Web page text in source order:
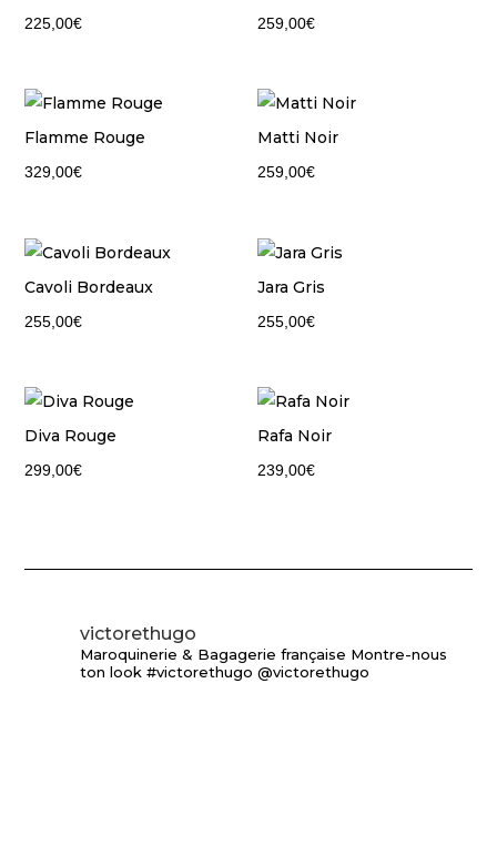
225,00€ 259,00€
Flamme Rouge
329,00€
Matti Noir
259,00€
Cavoli Bordeaux
255,00€
Jara Gris
255,00€
Diva Rouge
299,00€
Rafa Noir
239,00€
victorethugo
Maroquinerie & Bagagerie française Montre-nous
ton look #victorethugo @victorethugo